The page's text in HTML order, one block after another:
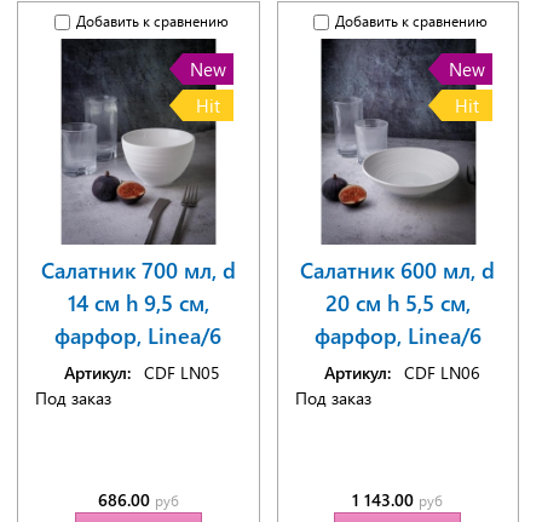
Добавить к сравнению
New
Hit
Салатник 700 мл, d
14 см h 9,5 см,
фарфор, Linea/6
Артикул: CDF LN05
Под заказ
686.00 руб
Добавить к сравнению
New
Hit
Салатник 600 мл, d
20 см h 5,5 см,
фарфор, Linea/6
Артикул: CDF LN06
Под заказ
1 143.00 руб